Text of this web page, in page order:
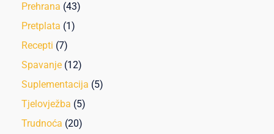
Prehrana (43)
Pretplata (1)
Recepti (7)
Spavanje (12)
Suplementacija (5)
Tjelovježba (5)
Trudnoća (20)